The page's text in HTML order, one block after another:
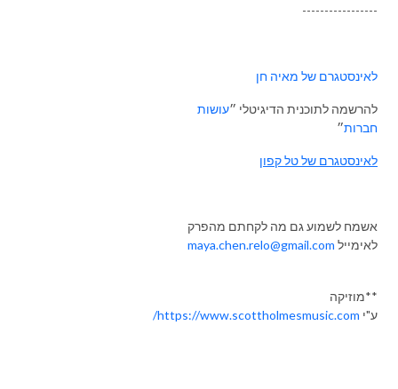
-----------------
לאינסטגרם של מאיה חן
להרשמה לתוכנית הדיגיטלי ״עושות
חברות״
לאינסטגרם של טל קפון
אשמח לשמוע גם מה לקחתם מהפרק
לאימייל maya.chen.relo@gmail.com
**מוזיקה
ע"י https://www.scottholmesmusic.com/